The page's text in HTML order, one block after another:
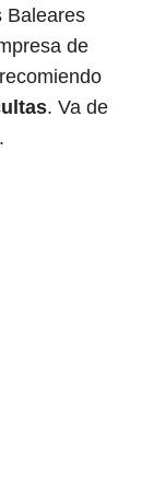
Baleares
de
. Va de